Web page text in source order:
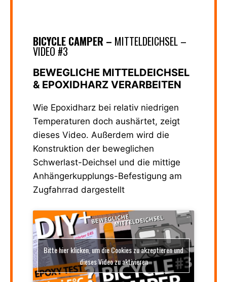
BICYCLE CAMPER – MITTELDEICHSEL –
VIDEO #3
BEWEGLICHE MITTELDEICHSEL
& EPOXIDHARZ VERARBEITEN
Wie Epoxidharz bei relativ niedrigen
Temperaturen doch aushärtet, zeigt
dieses Video. Außerdem wird die
Konstruktion der beweglichen
Schwerlast-Deichsel und die mittige
Anhängerkupplungs-Befestigung am
Zugfahrrad dargestellt
Bitte hier klicken, um die Cookies zu akzeptieren und
dieses Video zu aktivieren